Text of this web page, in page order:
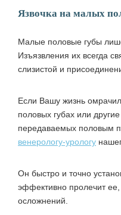
Язвочка на малых
Малые половые губы
Изъязвления их всегда
слизистой и
Если Вашу жизнь
половых губах или
передаваемых половым
венерологу-урологу
Он быстро и точно
эффективно пролечит
осложнений.